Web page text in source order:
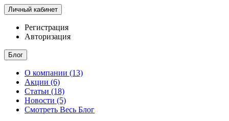
Личный кабинет
Регистрация
Авторизация
Блог
О компании (13)
Акции (6)
Статьи (18)
Новости (5)
Смотреть Весь Блог